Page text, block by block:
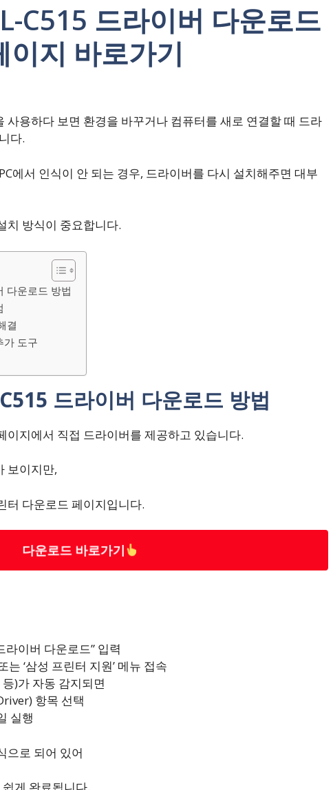
C515 드라이버 다운로드
지 바로가기
사용하다 보면 환경을 바꾸거나 컴퓨터를 새로 연결할 때 드라
다.
에서 인식이 안 되는 경우, 드라이버를 다시 설치해주면 대부
치 방식이 중요합니다.
다운로드 방법
결
가 도구
드라이버 다운로드 방법
이지에서 직접 드라이버를 제공하고 있습니다.
보이지만,
터 다운로드 페이지입니다.
다운로드 바로가기
라이버 다운로드” 입력
는 ‘삼성 프린터 지원’ 메뉴 접속
)가 자동 감지되면
항목 선택
실행
으로 되어 있어